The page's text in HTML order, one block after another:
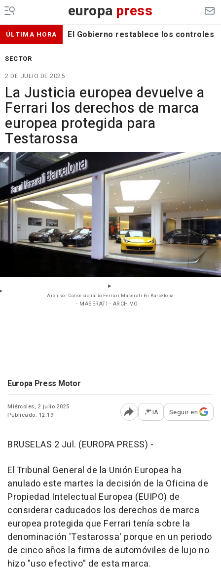
europa press
ÚLTIMA HORA El Gobierno restablece los
SECTOR
2 DE JULIO DE 2025
La Justicia europea devuelve a
Ferrari los derechos de marca
europea protegida para
Testarossa
Archivo - Concesionario Ferrari Maserati En Barcelona
- MASERATI - ARCHIVO
Europa Press Motor
Miércoles, 2 julio 2025
Publicado: 12:19
Abrir opciones para
IA Seguir en
BRUSELAS 2 Jul. (EUROPA PRESS) -
El Tribunal General de la Unión Europea ha
anulado este martes la decisión de la Oficina de
Propiedad Intelectual Europea (EUIPO) de
considerar caducados los derechos de marca
europea protegida que Ferrari tenía sobre la
denominación 'Testarossa' porque en un periodo
de cinco años la firma de automóviles de lujo no
hizo "uso efectivo" de esta marca.